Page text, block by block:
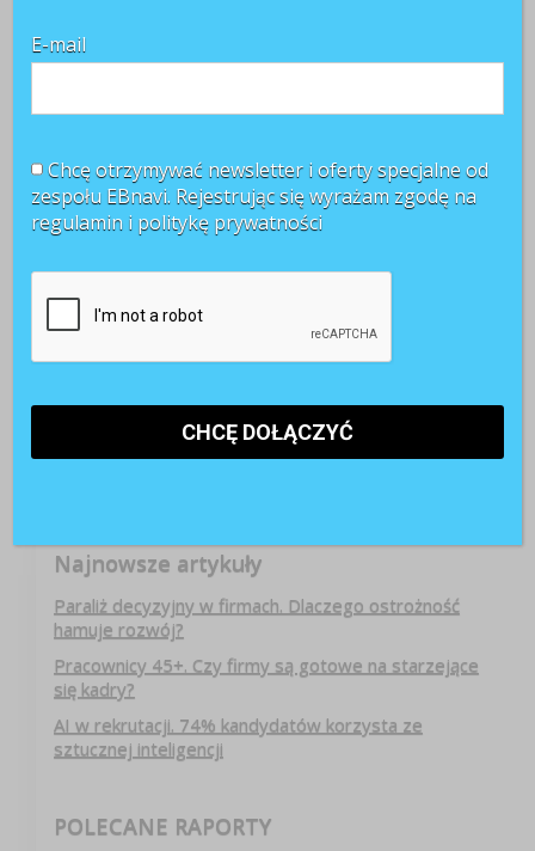
Najnowsze artykuły
Paraliż decyzyjny w firmach. Dlaczego ostrożność
hamuje rozwój?
Pracownicy 45+. Czy firmy są gotowe na starzejące
się kadry?
AI w rekrutacji. 74% kandydatów korzysta ze
sztucznej inteligencji
POLECANE RAPORTY
E-mail
Chcę otrzymywać newsletter i oferty specjalne od
zespołu EBnavi. Rejestrując się wyrażam zgodę na
regulamin i politykę prywatności